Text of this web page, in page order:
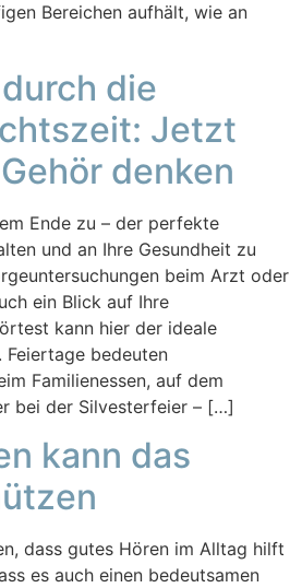
Bereichen aufhält, wie an
die
Jetzt
denken
Ende zu – der perfekte
und an Ihre Gesundheit zu
beim Arzt oder
ein Blick auf Ihre
kann hier der ideale
Feiertage bedeuten
Familienessen, auf dem
bei der Silvesterfeier – […]
kann das
dass gutes Hören im Alltag hilft
es auch einen bedeutsamen